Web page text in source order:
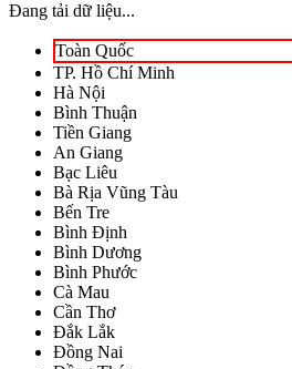
Đang tải dữ liệu...
Toàn Quốc
TP. Hồ Chí Minh
Hà Nội
Bình Thuận
Tiền Giang
An Giang
Bạc Liêu
Bà Rịa Vũng Tàu
Bến Tre
Bình Định
Bình Dương
Bình Phước
Cà Mau
Cần Thơ
Đắk Lắk
Đồng Nai